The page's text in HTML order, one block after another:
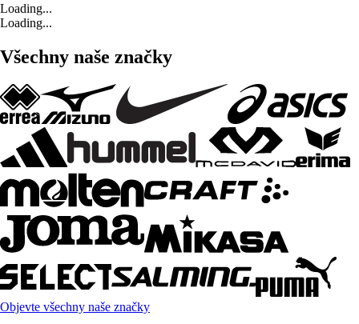
Loading...
Loading...
Všechny naše značky
Objevte všechny naše značky